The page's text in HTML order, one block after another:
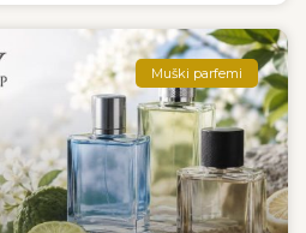
Muški parfemi